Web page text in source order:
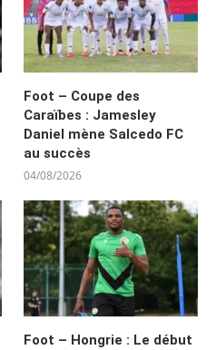
Foot – Coupe des
Caraïbes : Jamesley
Daniel mène Salcedo FC
au succès
04/08/2026
Foot – Hongrie : Le début